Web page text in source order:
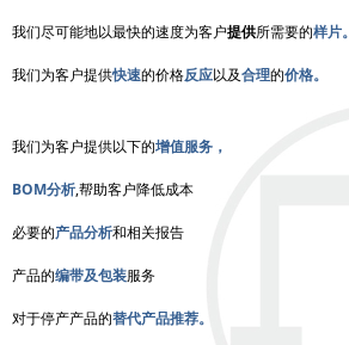
我们尽可能地以最快的速度为客户提供所需要的样片。
我们为客户提供快速的价格反应以及合理的价格。
我们为客户提供以下的增值服务，
BOM分析,帮助客户降低成本
必要的产品分析和相关报告
产品的编带及包装服务
对于停产产品的替代产品推荐。